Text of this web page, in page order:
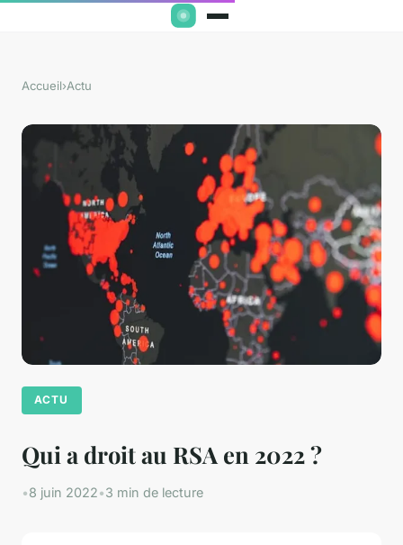
Accueil›Actu
ACTU
Qui a droit au RSA en 2022 ?
•8 juin 2022•3 min de lecture